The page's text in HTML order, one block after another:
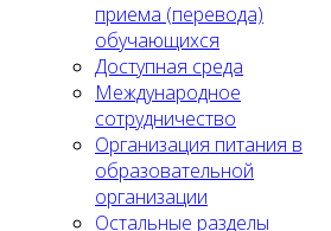
приема (перевода)
обучающихся
Доступная среда
Международное
сотрудничество
Организация питания в
образовательной
организации
Остальные разделы